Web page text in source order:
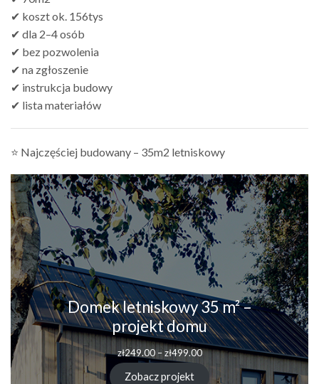
✔ koszt ok. 156tys
✔ dla 2–4 osób
✔ bez pozwolenia
✔ na zgłoszenie
✔ instrukcja budowy
✔ lista materiałów
⭐ Najczęściej budowany – 35m2 letniskowy
Domek letniskowy 35 m² –
projekt domu
zł249.00 – zł499.00
Zobacz projekt